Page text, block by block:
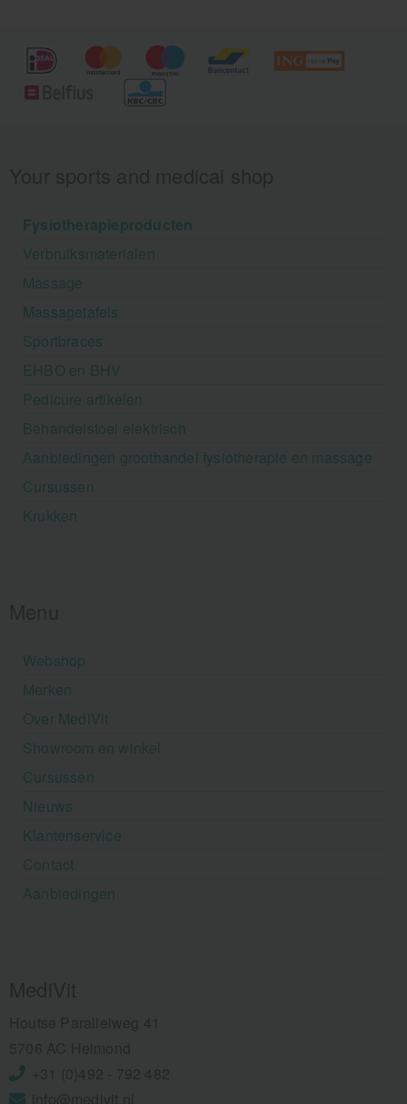
Fysiotherapieproducten
Verbruiksmaterialen
Massage
Massagetafels
Sportbraces
EHBO en BHV
Pedicure artikelen
Behandelstoel elektrisch
Aanbiedingen groothandel fysiotherapie en massage
Cursussen
Krukken
Webshop
Merken
Over MediVit
Showroom en winkel
Cursussen
Nieuws
Klantenservice
Contact
Aanbiedingen